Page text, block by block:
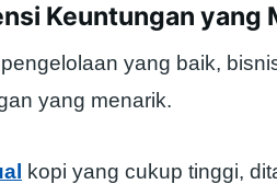
Keuntungan yang
yang baik,
yang menarik.
kopi yang cukup tinggi,